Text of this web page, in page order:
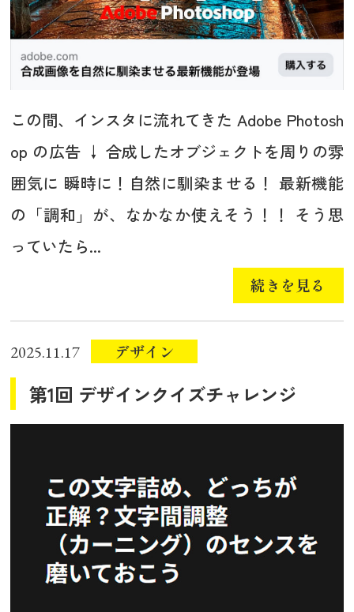
この間、インスタに流れてきた Adobe Photosh
op の広告 ↓ 合成したオブジェクトを周りの雰
囲気に 瞬時に！自然に馴染ませる！ 最新機能
の「調和」が、なかなか使えそう！！ そう思
っていたら...
続きを見る
2025.11.17 デザイン
第1回 デザインクイズチャレンジ